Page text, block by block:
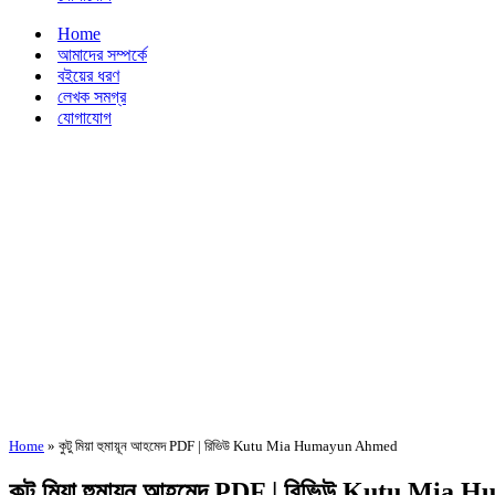
Home
আমাদের সম্পর্কে
বইয়ের ধরণ
লেখক সমগ্র
যোগাযোগ
Home » কুটু মিয়া হুমায়ূন আহমেদ PDF | রিভিউ Kutu Mia Humayun Ahmed